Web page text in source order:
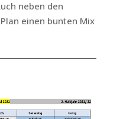
neben den
einen bunten Mix